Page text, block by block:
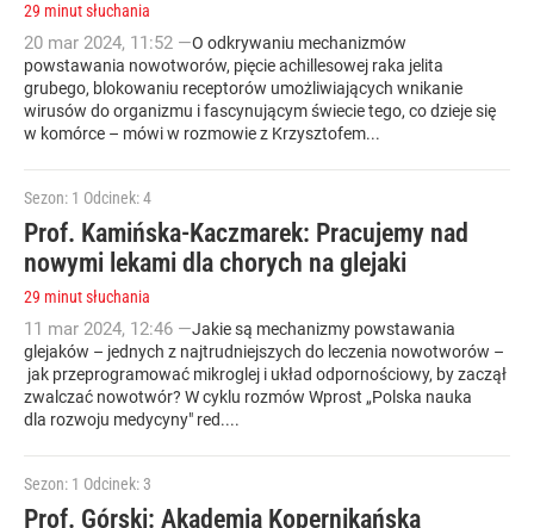
29 minut słuchania
20 mar 2024, 11:52 —O odkrywaniu mechanizmów
powstawania nowotworów, pięcie achillesowej raka jelita
grubego, blokowaniu receptorów umożliwiających wnikanie
wirusów do organizmu i fascynującym świecie tego, co dzieje się
w komórce – mówi w rozmowie z Krzysztofem...
Sezon: 1 Odcinek: 4
Prof. Kamińska-Kaczmarek: Pracujemy nad
nowymi lekami dla chorych na glejaki
29 minut słuchania
11 mar 2024, 12:46 —Jakie są mechanizmy powstawania
glejaków – jednych z najtrudniejszych do leczenia nowotworów –
jak przeprogramować mikroglej i układ odpornościowy, by zaczął
zwalczać nowotwór? W cyklu rozmów Wprost „Polska nauka
dla rozwoju medycyny" red....
Sezon: 1 Odcinek: 3
Prof. Górski: Akademia Kopernikańska